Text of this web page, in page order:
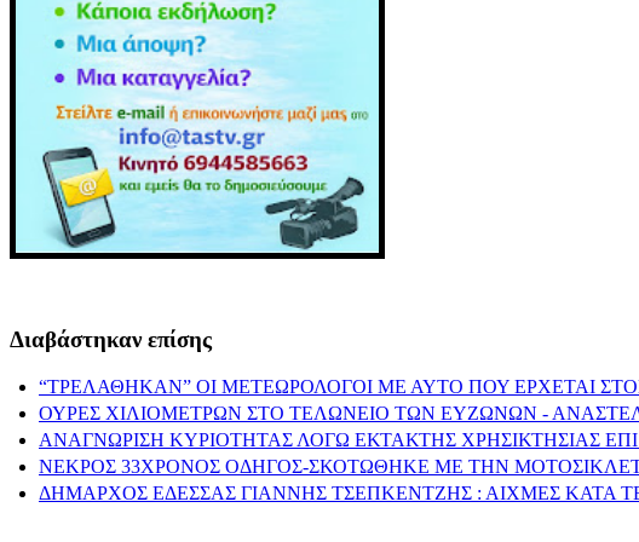
Διαβάστηκαν επίσης
“ΤΡΕΛΑΘΗΚΑΝ” ΟΙ ΜΕΤΕΩΡΟΛΟΓΟΙ ΜΕ ΑΥΤΟ ΠΟΥ ΕΡΧΕΤΑΙ
ΟΥΡΕΣ ΧΙΛΙΟΜΕΤΡΩΝ ΣΤΟ ΤΕΛΩΝΕΙΟ ΤΩΝ ΕΥΖΩΝΩΝ -
ΑΝΑΓΝΩΡΙΣΗ ΚΥΡΙΟΤΗΤΑΣ ΛΟΓΩ ΕΚΤΑΚΤΗΣ ΧΡΗΣΙΚΤΗΣΙΑΣ
ΝΕΚΡΟΣ 33ΧΡΟΝΟΣ ΟΔΗΓΟΣ-ΣΚΟΤΩΘΗΚΕ ΜΕ ΤΗΝ
ΔΗΜΑΡΧΟΣ ΕΔΕΣΣΑΣ ΓΙΑΝΝΗΣ ΤΣΕΠΚΕΝΤΖΗΣ : ΑΙΧΜΕΣ ΚΑΤΑ